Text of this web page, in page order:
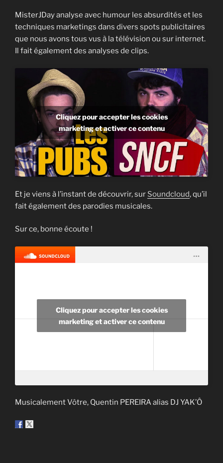
MisterJDay analyse avec humour les absurdités et les
techniques marketings dans divers spots publicitaires
que nous avons tous vus à la télévision ou sur internet.
Il fait également des analyses de clips.
Cliquez pour accepter les cookies
marketing et activer ce contenu
Et je viens à l’instant de découvrir, sur Soundcloud, qu’il
fait également des parodies musicales.
Sur ce, bonne écoute !
Cliquez pour accepter les cookies
marketing et activer ce contenu
Musicalement Vôtre, Quentin PEREIRA alias DJ YAK’Ô